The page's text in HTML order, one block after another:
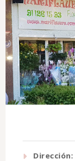
Dirección: